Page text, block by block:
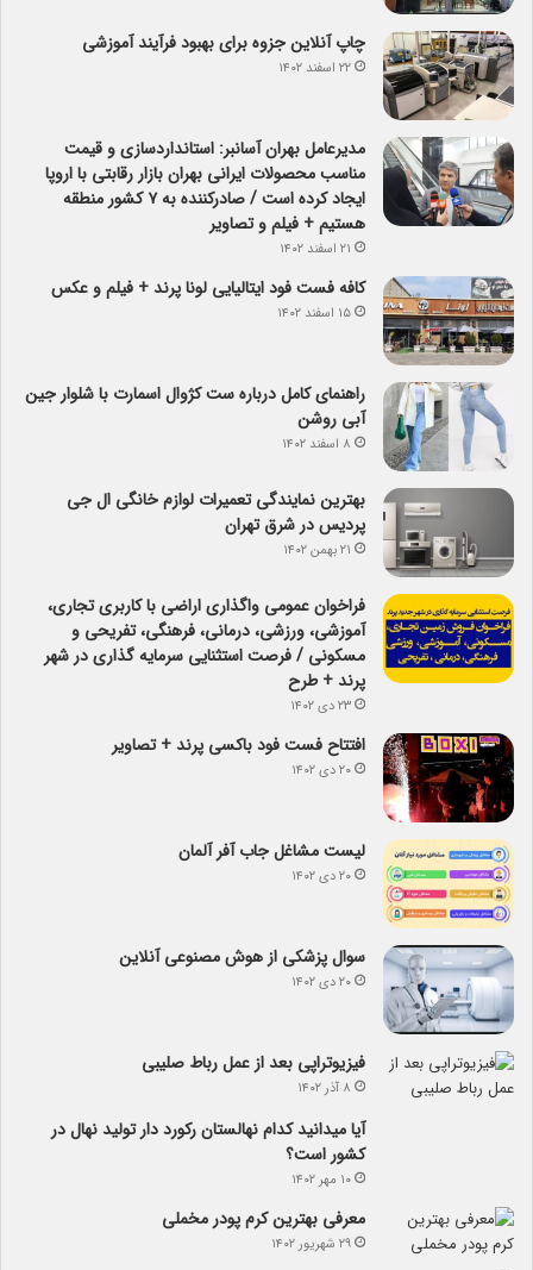
چاپ آنلاین جزوه برای بهبود فرآیند آموزشی
۲۲ اسفند ۱۴۰۲
مدیرعامل بهران آسانبر: استانداردسازی و قیمت
مناسب محصولات ایرانی بهران بازار رقابتی با اروپا
ایجاد کرده است / صادرکننده به ۷ کشور منطقه
هستیم + فیلم و تصاویر
۲۱ اسفند ۱۴۰۲
کافه فست فود ایتالیایی لونا پرند + فیلم و عکس
۱۵ اسفند ۱۴۰۲
راهنمای کامل درباره ست کژوال اسمارت با شلوار جین
آبی روشن
۸ اسفند ۱۴۰۲
بهترین نمایندگی تعمیرات لوازم خانگی ال جی
پردیس در شرق تهران
۲۱ بهمن ۱۴۰۲
فراخوان عمومی واگذاری اراضی با کاربری تجاری،
آموزشی، ورزشی، درمانی، فرهنگی، تفریحی و
مسکونی / فرصت استثنایی سرمایه گذاری در شهر
پرند + طرح
۲۳ دی ۱۴۰۲
افتتاح فست فود باکسی پرند + تصاویر
۲۰ دی ۱۴۰۲
لیست مشاغل جاب آفر آلمان
۲۰ دی ۱۴۰۲
سوال پزشکی از هوش مصنوعی آنلاین
۲۰ دی ۱۴۰۲
فیزیوتراپی بعد از عمل رباط صلیبی
۸ آذر ۱۴۰۲
آیا می­دانید کدام نهالستان رکورد دار تولید نهال­ در
کشور است؟
۱۰ مهر ۱۴۰۲
معرفی بهترین کرم پودر مخملی
۲۹ شهریور ۱۴۰۲